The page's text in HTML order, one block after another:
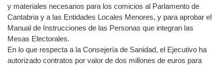
y materiales necesarios para los comicios al Parlamento de
Cantabria y a las Entidades Locales Menores, y para aprobar el
Manual de Instrucciones de las Personas que integran las
Mesas Electorales.
En lo que respecta a la Consejería de Sanidad, el Ejecutivo ha
autorizado contratos por valor de dos millones de euros para